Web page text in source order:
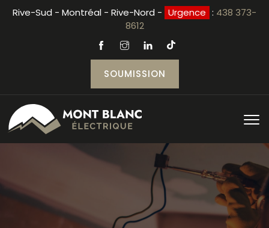
Rive-Sud - Montréal - Rive-Nord - Urgence : 438 373-
8612
SOUMISSION